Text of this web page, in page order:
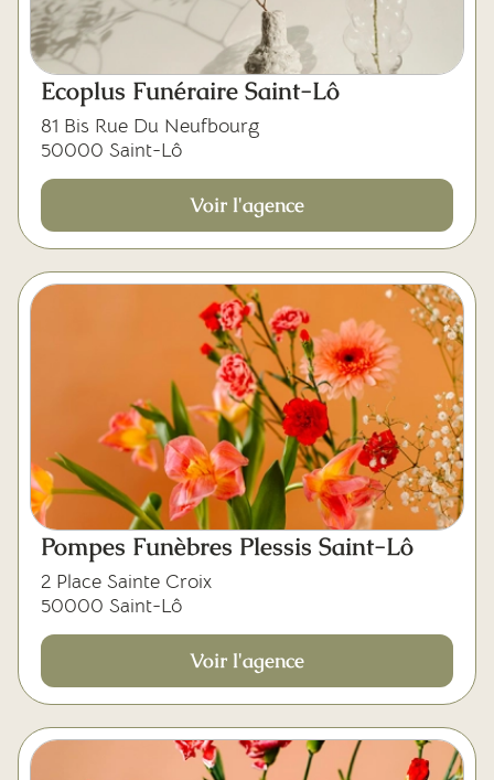
Ecoplus Funéraire Saint-Lô
81 Bis Rue Du Neufbourg
50000 Saint-Lô
Voir l'agence
Pompes Funèbres Plessis Saint-Lô
2 Place Sainte Croix
50000 Saint-Lô
Voir l'agence